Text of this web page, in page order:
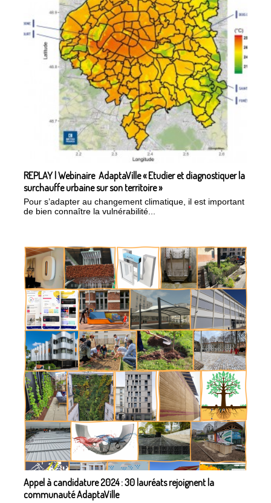
REPLAY | Webinaire AdaptaVille « Etudier et diagnostiquer la
surchauffe urbaine sur son territoire »
Pour s’adapter au changement climatique, il est important
de bien connaître la vulnérabilité...
Appel à candidature 2024 : 30 lauréats rejoignent la
communauté AdaptaVille